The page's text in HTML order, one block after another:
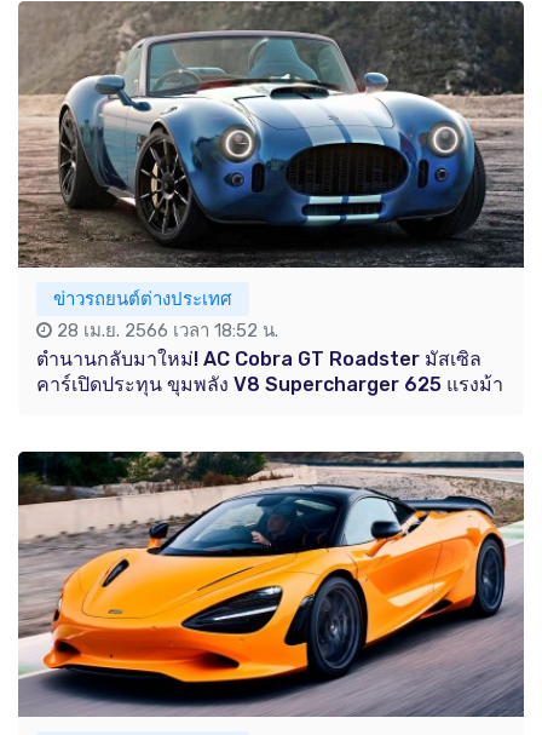
ข่าวรถยนต์ต่างประเทศ
28 เม.ย. 2566 เวลา 18:52 น.
ตำนานกลับมาใหม่! AC Cobra GT Roadster มัสเซิล
คาร์เปิดประทุน ขุมพลัง V8 Supercharger 625 แรงม้า